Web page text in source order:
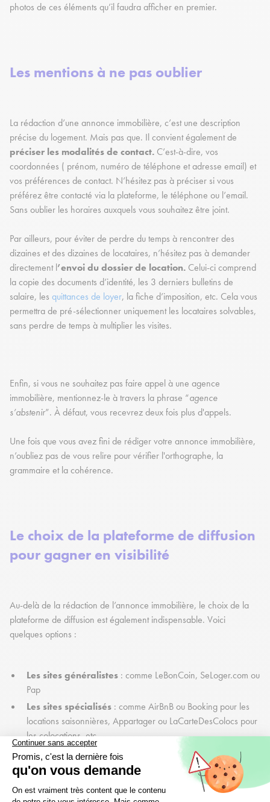
photos de ces éléments qu’il faudra afficher en premier.
Les mentions à ne pas oublier
La rédaction d’une annonce immobilière, c’est une description
précise du logement. Mais pas que. Il convient également de
préciser les modalités de contact. C’est-à-dire, vos
coordonnées ( prénom, numéro de téléphone et adresse email) et
vos préférences de contact. N’hésitez pas à préciser si vous
préférez être contacté via la plateforme, le téléphone ou l’email.
Sans oublier les horaires auxquels vous souhaitez être joint.
Par ailleurs, pour éviter de perdre du temps à rencontrer des
dizaines et des dizaines de locataires, n’hésitez pas à demander
directement l’envoi du dossier de location. Celui-ci comprend
la copie des documents d’identité, les 3 derniers bulletins de
salaire, les quittances de loyer, la fiche d’imposition, etc. Cela vous
permettra de pré-sélectionner uniquement les locataires solvables,
sans perdre de temps à multiplier les visites.
Enfin, si vous ne souhaitez pas faire appel à une agence
immobilière, mentionnez-le à travers la phrase “agence
s’abstenir”. À défaut, vous recevrez deux fois plus d'appels.
Une fois que vous avez fini de rédiger votre annonce immobilière,
n’oubliez pas de vous relire pour vérifier l'orthographe, la
grammaire et la cohérence.
Le choix de la plateforme de diffusion
pour gagner en visibilité
Au-delà de la rédaction de l’annonce immobilière, le choix de la
plateforme de diffusion est également indispensable. Voici
quelques options :
Les sites généralistes : comme LeBonCoin, SeLoger.com ou
Pap
Les sites spécialisés : comme AirBnB ou Booking pour les
locations saisonnières, Appartager ou LaCarteDesColocs pour
les colocations, etc.
Les réseaux sociaux :vous pouvez publier votre annonce
immobilière sur vos réseaux sociaux. De cette manière, vos
contacts pourront vous mettre en relation avec un potentiel
locataire. De même il existe des groupes Facebook spécialisés